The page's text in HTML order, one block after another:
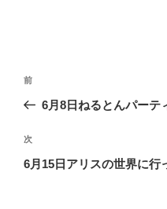
投
ビ
ゲ
前
の
稿
前
6月8日ねるとんパーテ
次
の
次
6月15日アリスの世界に行